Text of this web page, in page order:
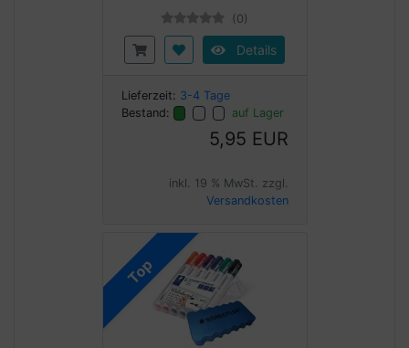
(0)
Details
Lieferzeit: 3-4 Tage
Bestand:
auf Lager
5,95 EUR
inkl. 19 % MwSt. zzgl.
Versandkosten
Top